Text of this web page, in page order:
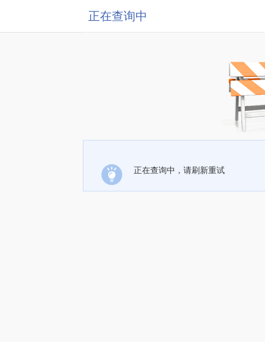
正在查询中
正在查询中，请刷新重试